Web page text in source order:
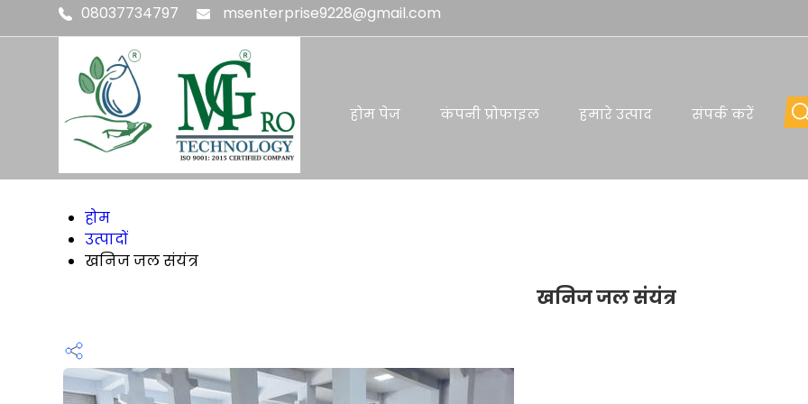
08037734797 msenterprise9228@gmail.com
होम पेज कंपनी प्रोफाइल हमारे उत्पाद संपर्क करें
होम
उत्पादों
खनिज जल संयंत्र
खनिज जल संयंत्र